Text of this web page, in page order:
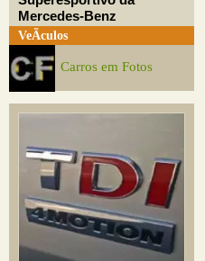
Mercedes-Benz
VeÃ­culos
Carros em Fotos